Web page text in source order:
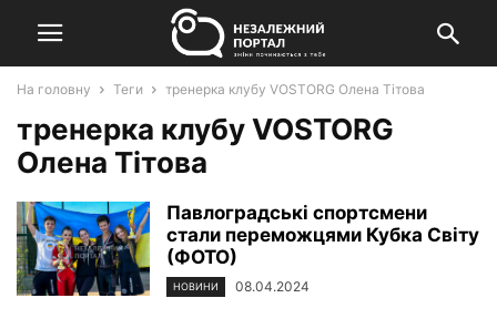
На головну Теги тренерка клубу VOSTORG Олена Тітова
тренерка клубу VOSTORG
Олена Тітова
Павлоградські спортсмени
стали переможцями Кубка Світу
(ФОТО)
НОВИНИ 08.04.2024